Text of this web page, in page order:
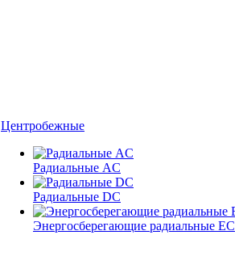
Центробежные
Радиальные AC
Радиальные DC
Энергосберегающие радиальные EC